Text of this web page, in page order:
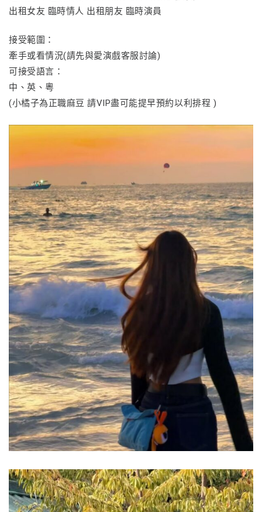
出租女友 臨時情人 出租朋友 臨時演員
接受範圍：
牽手或看情況(請先與愛演戲客服討論)
可接受語言：
中、英、粵
(小橘子為正職麻豆 請VIP盡可能提早預約以利排程 )